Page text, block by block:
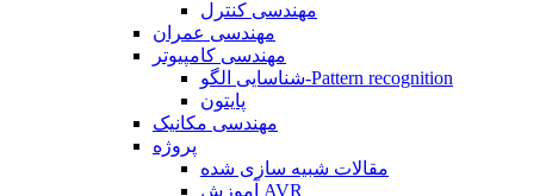
مهندسی کنترل
مهندسی عمران
مهندسی کامپیوتر
شناسایی الگو-Pattern recognition
پایتون
مهندسی مکانیک
پروژه
مقالات شبیه سازی شده
آموزش AVR